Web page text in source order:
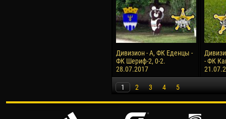
Дивизион - А, ФК Еденцы -
ФК Шериф-2, 0-2.
28.07.2017
- ФК
1 2 3 4 5